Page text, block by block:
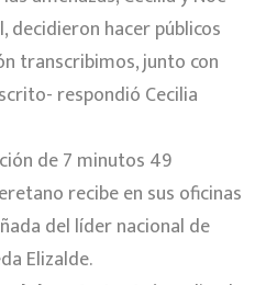
decidieron hacer públicos
transcribimos, junto con
respondió Cecilia
de 7 minutos 49
recibe en sus oficinas
del líder nacional de
Elizalde.